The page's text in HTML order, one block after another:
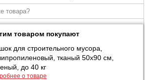
товара?
товаром покупают
для строительного мусора,
тканый 50х90 см,
до 40 кг
о товаре